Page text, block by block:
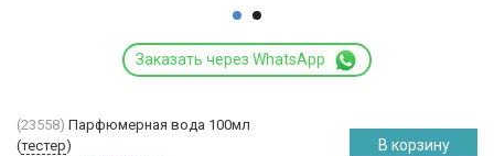
Заказать через WhatsApp
(23558) Парфюмерная вода 100мл
(тестер)
В корзину